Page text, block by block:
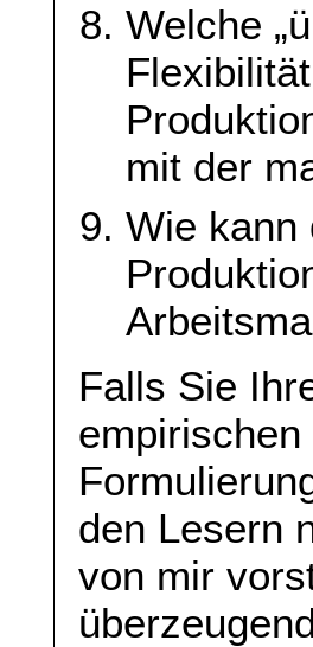
Welche
mit der
Wie kann
Falls Sie
den Lesern
von mir